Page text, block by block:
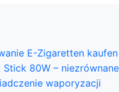
E-Zigaretten
Stick 80W – niezrównane
waporyzacji